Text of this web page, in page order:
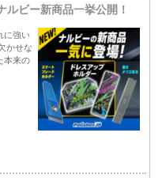
ルビー新商品一挙公開！
に強い
かせな
本来の